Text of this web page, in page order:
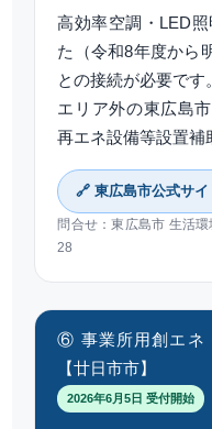
高効率空調・LED
た（令和8年度から
との接続が必要です。
エリア外の東広島
再エネ設備等設置補
🔗 東広島市公式サ
問合せ：東広島市 生活
28
⑥ 事業所用創エネ
【廿日市市】
2026年6月5日 受付開始